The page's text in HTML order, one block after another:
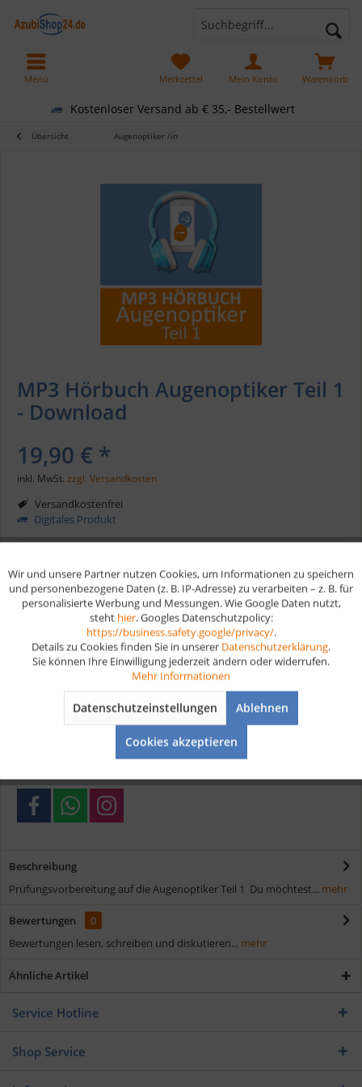
Kostenloser Versand ab € 35,- Bestellwert
Warenkorb
Merkzettel Mein Konto
Menü
Übersicht Augenoptiker /in
MP3 Hörbuch Augenoptiker Teil 1
- Download
19,90 € *
inkl. MwSt. zzgl. Versandkosten
Versandkostenfrei
Digitales Produkt
In den Warenkorb
Artikel-Nr.: HB137T1
Kostenloser Versand ab € 35,- Bestellwert
Verschiedene Zahlungsmöglichkeiten
Beschreibung
Prüfungsvorbereitung auf die Augenoptiker Teil 1 Du möchtest... mehr
Bewertungen
0
Bewertungen lesen, schreiben und diskutieren... mehr
Ähnliche Artikel
Service Hotline
Shop Service
Funktionale Aktiv
Aktiv
Wir und unsere Partner nutzen Cookies, um Informationen zu speichern
und personenbezogene Daten (z. B. IP-Adresse) zu verarbeiten – z. B. für
personalisierte Werbung und Messungen. Wie Google Daten nutzt,
steht hier. Googles Datenschutzpolicy:
https://business.safety.google/privacy/.
Details zu Cookies finden Sie in unserer Datenschutzerklärung.
Sie können Ihre Einwilligung jederzeit ändern oder widerrufen.
Mehr Informationen
Datenschutzeinstellungen Ablehnen
Cookies akzeptieren